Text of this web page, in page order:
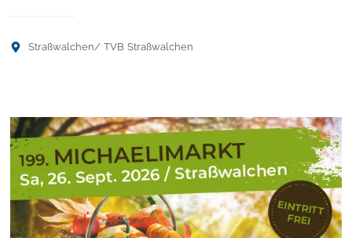
Straßwalchen/ TVB Straßwalchen